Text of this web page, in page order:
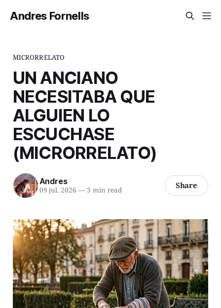
Andres Fornells
MICRORRELATO
UN ANCIANO
NECESITABA QUE
ALGUIEN LO
ESCUCHASE
(MICRORRELATO)
Andres
09 jul. 2026 —3 min read Share